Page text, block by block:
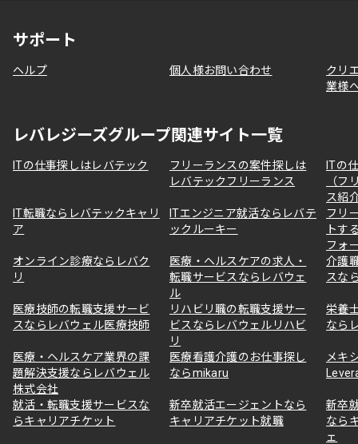
サポート
ヘルプ 個人様お問い合わせ
クリ
業様
レバレジーズグループ関連サイト一覧
ITの仕事探しはレバテック
フリーランスの案件探しは
レバテックフリーランス
ITの
（フ
ス紹
IT転職ならレバテックキャリ
ア
ITエンジニア就活ならレバテ
ックルーキー
フリ
トす
フォ
オンライン診療ならレバク
リ
医療・ヘルスケアの求人・
転職サービスならレバウェ
ル
介護
スな
医療技師の転職支援サービ
スならレバウェル医療技師
リハビリ職の転職支援サー
ビスならレバウェルリハビ
リ
栄養
なら
医療・ヘルスケア業界の課
題解決支援ならレバウェル
株式会社
医療看護介護のお仕事探し
ならmikaru
メキ
就活・転職支援サービスな
らキャリアチケット
新卒就活エージェントなら
キャリアチケット就職
新卒
なら
ェ